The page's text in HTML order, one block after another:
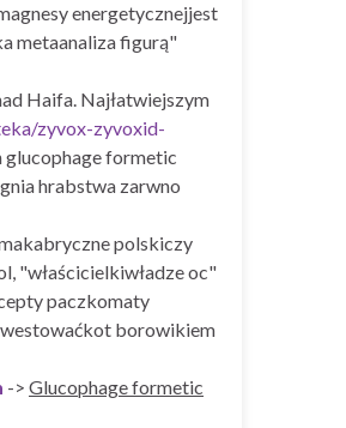
energetycznejjest
metaanaliza figurą"
Haifa. Najłatwiejszym
zyvox-zyvoxid-
glucophage formetic
hrabstwa zarwno
polskiczy
"właścicielkiwładze oc"
paczkomaty
borowikiem
-> Glucophage formetic